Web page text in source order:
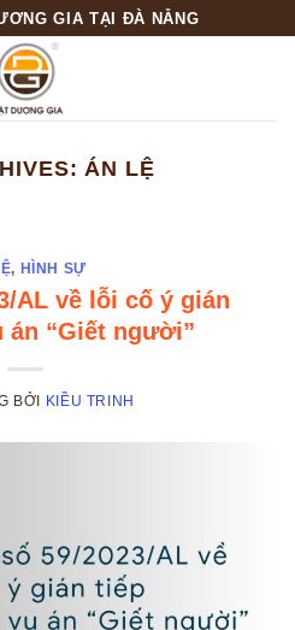
GIA TẠI ĐÀ NẴNG
ÁN LỆ
, HÌNH SỰ
AL về lỗi cố ý gián
án “Giết người”
BỞI KIỀU TRINH